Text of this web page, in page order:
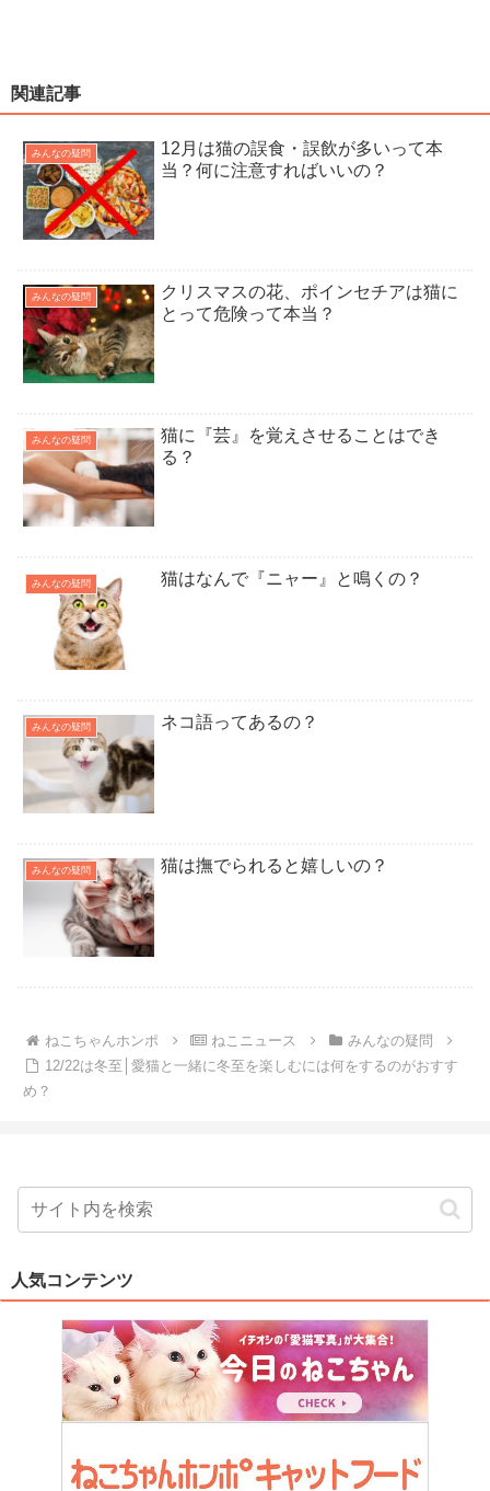
関連記事
みんなの疑問
12月は猫の誤食・誤飲が多いって本
当？何に注意すればいいの？
みんなの疑問
クリスマスの花、ポインセチアは猫に
とって危険って本当？
みんなの疑問
猫に『芸』を覚えさせることはでき
る？
みんなの疑問 猫はなんで『ニャー』と鳴くの？
みんなの疑問 ネコ語ってあるの？
みんなの疑問 猫は撫でられると嬉しいの？
ねこちゃんホンポ ねこニュース
みんなの疑問
12/22は冬至│愛猫と一緒に冬至を楽しむには何をするのがおすす
め？
人気コンテンツ